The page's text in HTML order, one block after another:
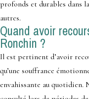
profonds et durables dans
autres.
Quand avoir
Ronchin ?
Il est pertinent d’avoir
qu’une souffrance
envahissante au quotidien.